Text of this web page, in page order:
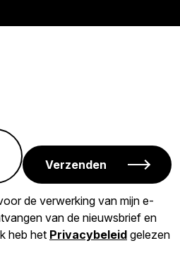
Verzenden
de verwerking van mijn e-
van de nieuwsbrief en
heb het Privacybeleid gelezen